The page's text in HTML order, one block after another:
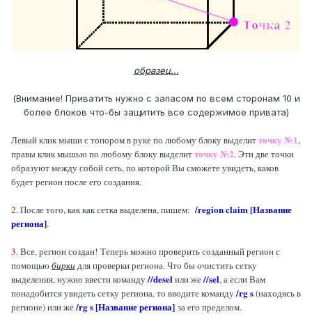
образец...
(Внимание! Приватить нужно с запасом по всем сторонам 10 и
более блоков что-бы защитить все содержимое привата)
Левый клик мыши с топором в руке по любому блоку выделитточку №1,
правы клик мышью по любому блоку выделитточку №2. Эти две точки
образуют между собой сеть, по которой Вы сможете увидеть, каков
будет регион после его создания.
2.После того, как как сетка выделена, пишем:/region claim [Название
региона].
3.Все, регион создан! Теперь можно проверить созданный регион с
помощьюбирки для проверки региона. Что бы очистить сетку
выделения, нужно ввести команду//desel или же//sel, а если Вам
понадобится увидеть сетку региона, то вводите команду/rg s(находясь в
регионе) или же/rg s [Название региона] за его пределом.